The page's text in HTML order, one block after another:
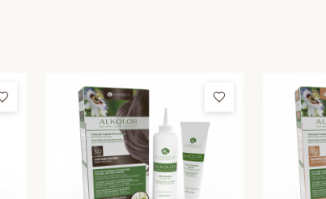
Добави в любими Добави в